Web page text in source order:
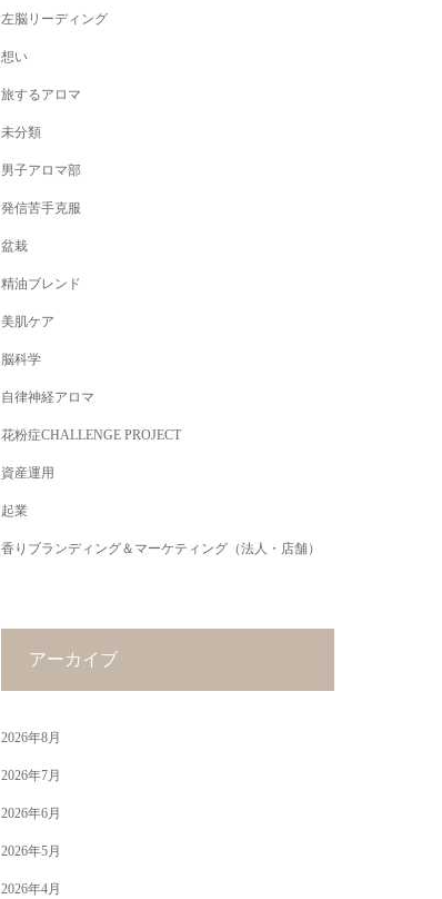
左脳リーディング
想い
旅するアロマ
未分類
男子アロマ部
発信苦手克服
盆栽
精油ブレンド
美肌ケア
脳科学
自律神経アロマ
花粉症CHALLENGE PROJECT
資産運用
起業
香りブランディング＆マーケティング（法人・店舗）
アーカイブ
2026年8月
2026年7月
2026年6月
2026年5月
2026年4月